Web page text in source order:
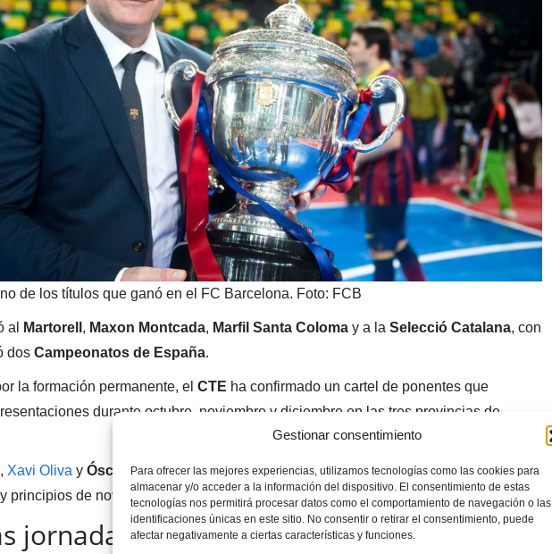
Gestionar consentimiento
Para ofrecer las mejores experiencias, utilizamos tecnologías como las cookies para
almacenar y/o acceder a la información del dispositivo. El consentimiento de estas
tecnologías nos permitirá procesar datos como el comportamiento de navegación o las
identificaciones únicas en este sitio. No consentir o retirar el consentimiento, puede
afectar negativamente a ciertas características y funciones.
de los títulos que ganó en el FC Barcelona. Foto: FCB
al Martorell , Maxon Montcada, Marfil Santa Colomay a la Selecció Catalana, con
dos Campeonatos de España.
la formación permanente, el CTE ha confirmado un cartel de ponentes que
durante octubre, noviembre y diciembre en las tres provincias de
, Xavi Oliva y Óscar Fernándezya han realizado sus ponencias durante el pasado
principios de noviembre.
jornadas de actualización